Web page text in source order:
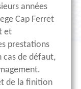
années
Cap Ferret
et
prestations
cas de défaut,
de la finition